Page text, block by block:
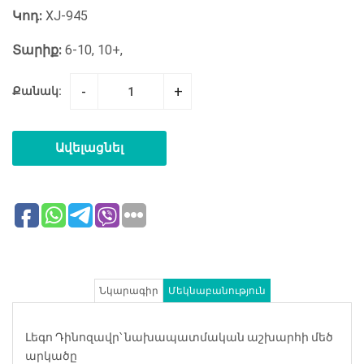
Կոդ: XJ-945
Տարիք: 6-10, 10+,
Քանակ: - +
Ավելացնել
Նկարագիր Մեկնաբանություն
Լեգո Դինոզավր՝ նախապատմական աշխարհի մեծ
արկածը